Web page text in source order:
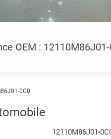
OEM :
0C0
12110M86J01-